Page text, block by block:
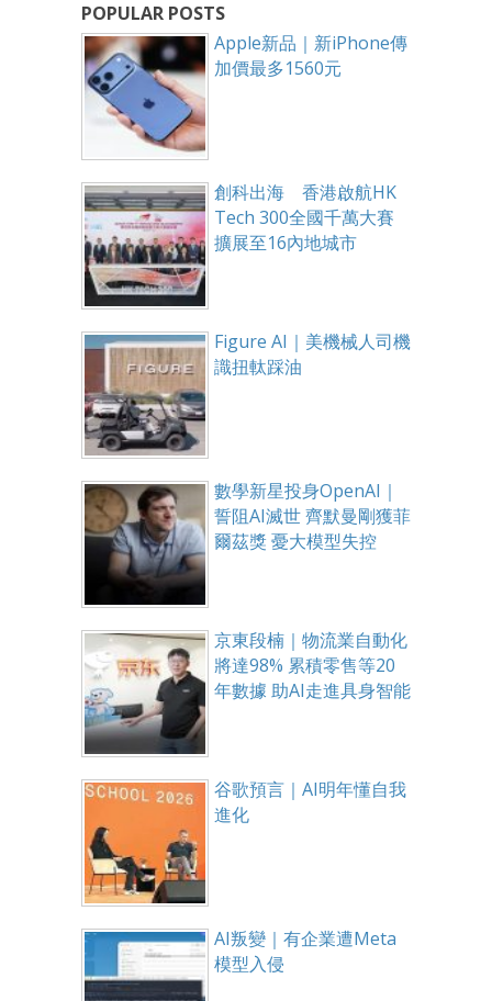
POPULAR POSTS
Apple新品｜新iPhone傳
加價最多1560元
創科出海 香港啟航HK
Tech 300全國千萬大賽
擴展至16內地城市
Figure AI｜美機械人司機
識扭軚踩油
數學新星投身OpenAI｜
誓阻AI滅世 齊默曼剛獲菲
爾茲獎 憂大模型失控
京東段楠｜物流業自動化
將達98% 累積零售等20
年數據 助AI走進具身智能
谷歌預言｜AI明年懂自我
進化
AI叛變｜有企業遭Meta
模型入侵